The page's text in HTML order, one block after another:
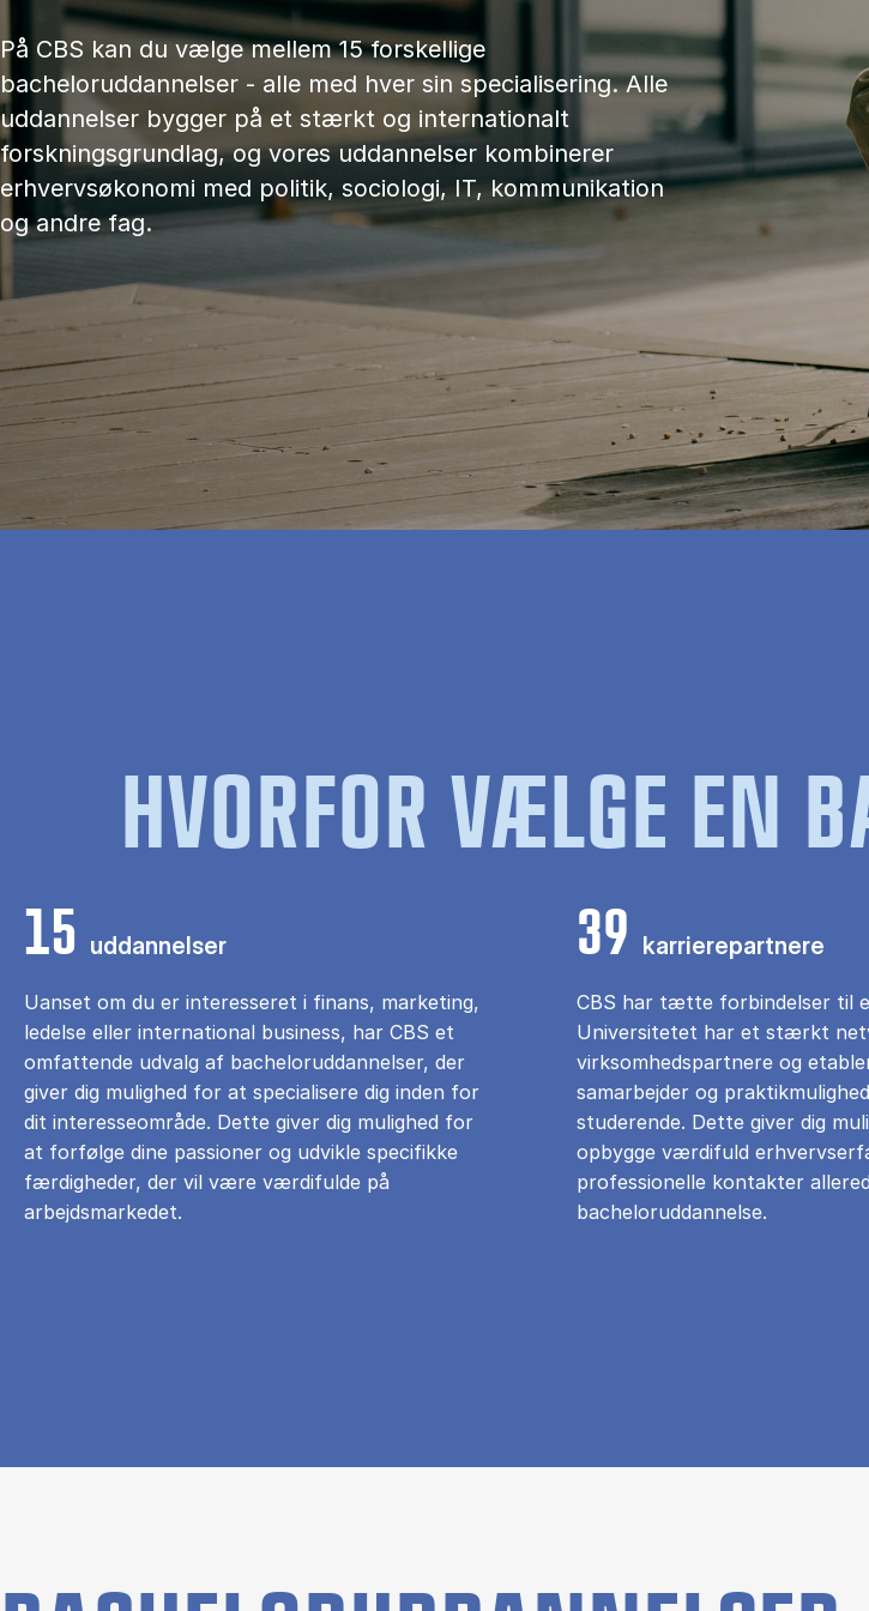
På CBS kan du vælge mellem 15 forskellige
bacheloruddannelser - alle med hver sin specialisering. Alle
uddannelser bygger på et stærkt og internationalt
forskningsgrundlag, og vores uddannelser kombinerer
erhvervsøkonomi med politik, sociologi, IT, kommunikation
og andre fag.
HVORFOR VÆLGE EN
15 uddannelser
Uanset om du er interesseret i finans, marketing,
ledelse eller international business, har CBS et
omfattende udvalg af bacheloruddannelser, der
giver dig mulighed for at specialisere dig inden for
dit interesseområde. Dette giver dig mulighed for
at forfølge dine passioner og udvikle specifikke
færdigheder, der vil være værdifulde på
arbejdsmarkedet.
39 karrierepartnere
CBS har tætte forbindelser til
Universitetet har et stærkt
virksomhedspartnere og
samarbejder og
studerende. Dette giver dig
opbygge værdifuld
professionelle kontakter
bacheloruddannelse.